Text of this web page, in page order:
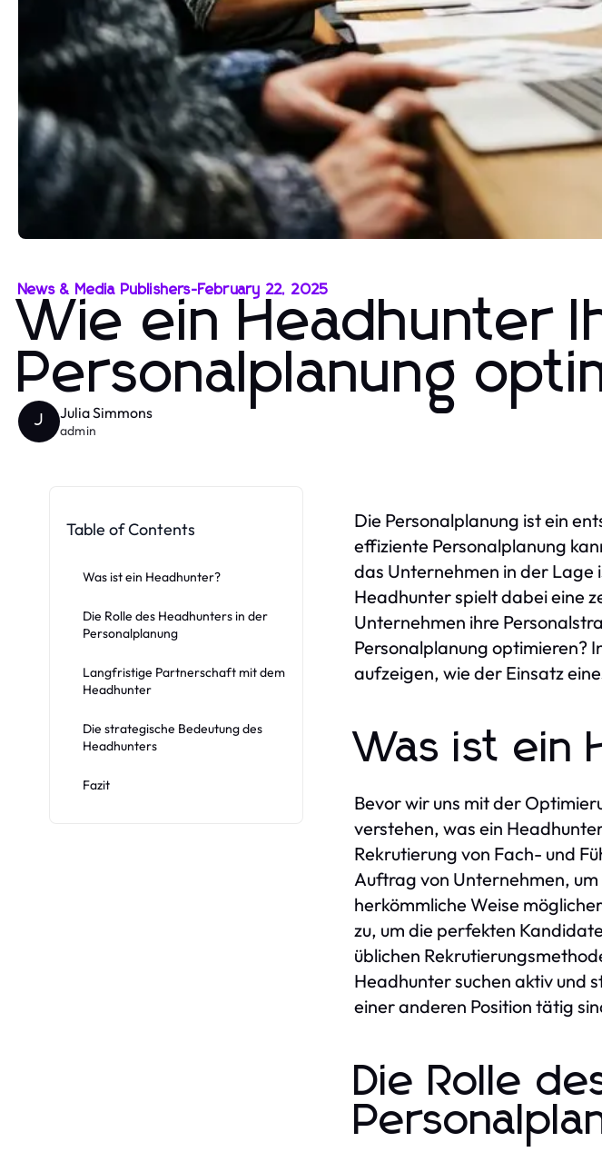
News & Media Publishers-February 22, 2025
Wie ein Headhunter
Personalplanung
J Julia Simmons
admin
Table of Contents
Was ist ein Headhunter?
Die Rolle des Headhunters in der
Personalplanung
Langfristige Partnerschaft mit dem
Headhunter
Die strategische Bedeutung des
Headhunters
Fazit
Die Personalplanung ist ein
effiziente Personalplanung
das Unternehmen in der Lage
Headhunter spielt dabei eine
Unternehmen ihre
Personalplanung optimieren?
aufzeigen, wie der Einsatz
Was ist ein
Bevor wir uns mit der
verstehen, was ein
Rekrutierung von Fach- und
Auftrag von Unternehmen,
herkömmliche Weise
zu, um die perfekten
üblichen
Headhunter suchen aktiv und
einer anderen Position tätig
Die Rolle